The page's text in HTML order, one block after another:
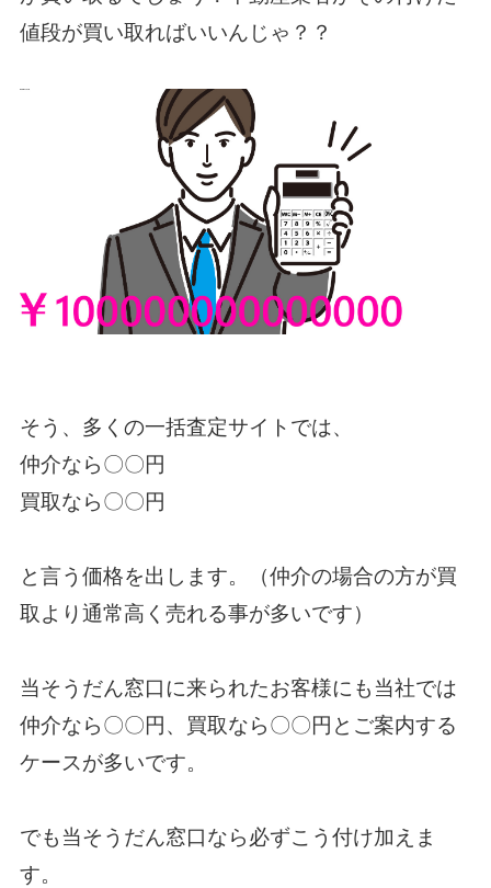
値段が買い取ればいいんじゃ？？
そう、多くの一括査定サイトでは、
仲介なら〇〇円
買取なら〇〇円
と言う価格を出します。（仲介の場合の方が買
取より通常高く売れる事が多いです）
当そうだん窓口に来られたお客様にも当社では
仲介なら〇〇円、買取なら〇〇円とご案内する
ケースが多いです。
でも当そうだん窓口なら必ずこう付け加えま
す。